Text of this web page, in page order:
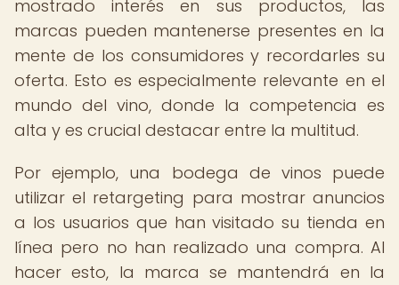
mostrado interés en sus productos, las
marcas pueden mantenerse presentes en la
mente de los consumidores y recordarles su
oferta. Esto es especialmente relevante en el
mundo del vino, donde la competencia es
alta y es crucial destacar entre la multitud.
Por ejemplo, una bodega de vinos puede
utilizar el retargeting para mostrar anuncios
a los usuarios que han visitado su tienda en
línea pero no han realizado una compra. Al
hacer esto, la marca se mantendrá en la